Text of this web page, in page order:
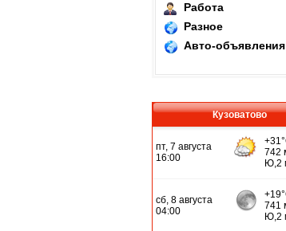
Работа
Разное
Авто-объявления
Кузоватово